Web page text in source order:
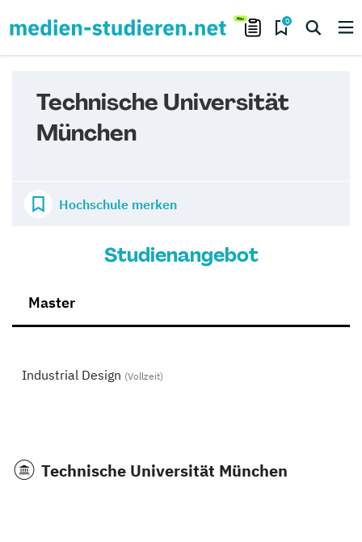
0
Technische Universität
München
Hochschule merken
Studienangebot
Master
Industrial Design (Vollzeit)
Technische Universität München